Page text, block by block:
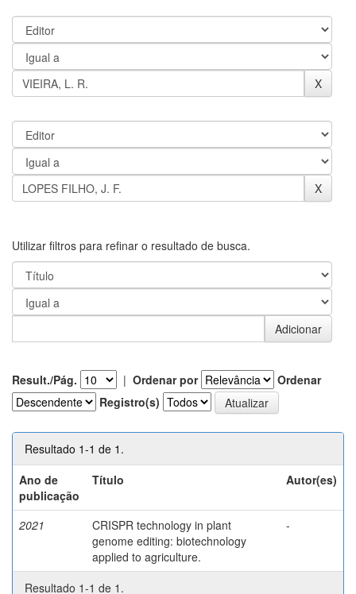
Utilizar filtros para refinar o resultado de busca.
Result./Pág. | Ordenar por
Ordenar
Registro(s)
Resultado 1-1 de 1.
Ano de
publicação
Título Autor(es)
2021
CRISPR technology in plant
genome editing: biotechnology
applied to agriculture.
-
Resultado 1-1 de 1.